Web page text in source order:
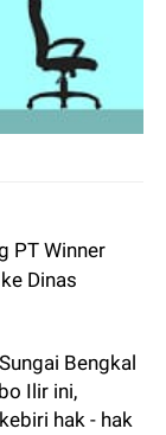
PT Winner
Dinas
Bengkal
Ilir ini,
hak - hak